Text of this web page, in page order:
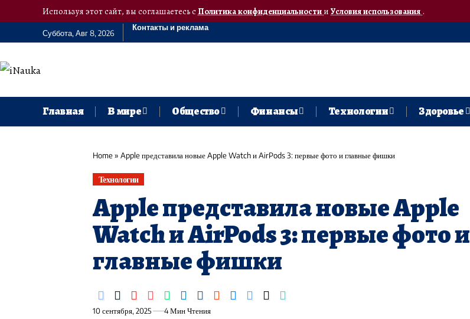
Используя этот сайт, вы соглашаетесь сПолитика конфиденциальностии Условия использования.
Суббота, Авг 8, 2026
Контакты и реклама
Главная В мире Общество Финансы Технологии Здоровье
Home» Apple представила новые Apple Watch и AirPods 3: первые фото и главные фишки
Технологии
Apple представила новые Apple
Watch и AirPods 3: первые фото и
главные фишки
10 сентября, 2025 4 Мин Чтения